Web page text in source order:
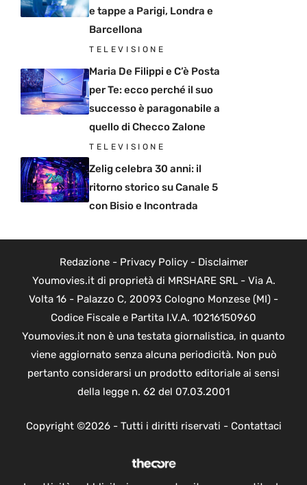
e tappe a Parigi, Londra e
Barcellona
TELEVISIONE
Maria De Filippi e C’è Posta
per Te: ecco perché il suo
successo è paragonabile a
quello di Checco Zalone
TELEVISIONE
Zelig celebra 30 anni: il
ritorno storico su Canale 5
con Bisio e Incontrada
Redazione- Privacy Policy- Disclaimer
Youmovies.it di proprietà di MRSHARE SRL - Via A.
Volta 16 - Palazzo C, 20093 Cologno Monzese (MI) -
Codice Fiscale e Partita I.V.A. 10216150960
Youmovies.it non è una testata giornalistica, in quanto
viene aggiornato senza alcuna periodicità. Non può
pertanto considerarsi un prodotto editoriale ai sensi
della legge n. 62 del 07.03.2001
Copyright ©2026 - Tutti i diritti riservati - Contattaci